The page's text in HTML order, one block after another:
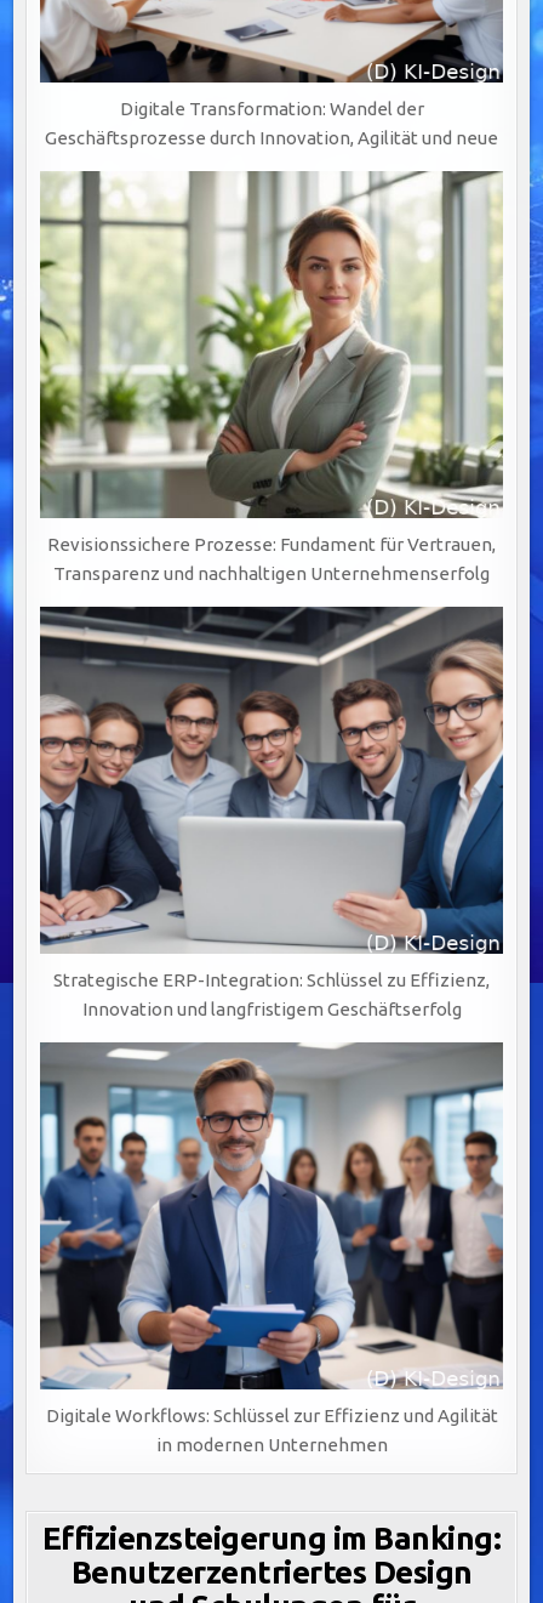
Digitale Transformation: Wandel der
Geschäftsprozesse durch Innovation, Agilität und neue
Revisionssichere Prozesse: Fundament für Vertrauen,
Transparenz und nachhaltigen Unternehmenserfolg
Strategische ERP-Integration: Schlüssel zu Effizienz,
Innovation und langfristigem Geschäftserfolg
Digitale Workflows: Schlüssel zur Effizienz und Agilität
in modernen Unternehmen
Effizienzsteigerung im Banking:
Benutzerzentriertes Design